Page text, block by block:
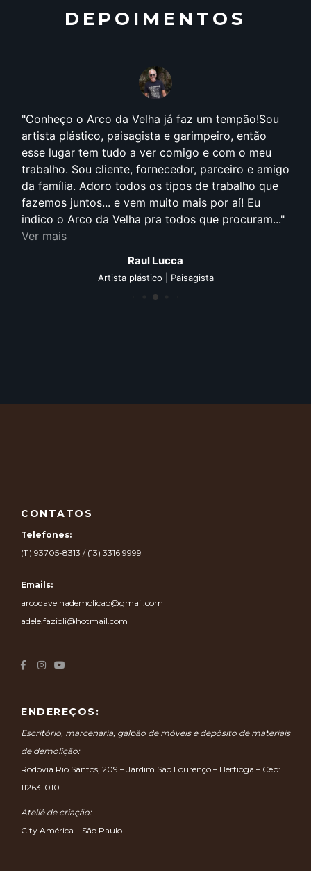
DEPOIMENTOS
Conheço o Arco da Velha já faz um tempão!Sou
artista plástico, paisagista e garimpeiro, então
esse lugar tem tudo a ver comigo e com o meu
trabalho. Sou cliente, fornecedor, parceiro e amigo
da família. Adoro todos os tipos de trabalho que
fazemos juntos... e vem muito mais por aí! Eu
indico o Arco da Velha pra todos que procuram...
Ver mais
Raul Lucca
Artista plástico | Paisagista
CONTATOS
Telefones:
(11) 93705-8313 / (13) 3316 9999
Emails:
arcodavelhademolicao@gmail.com
adele.fazioli@hotmail.com
ENDEREÇOS:
Escritório, marcenaria, galpão de móveis e depósito de materiais
de demolição:
Rodovia Rio Santos, 209 – Jardim São Lourenço – Bertioga – Cep:
11263-010
Ateliê de criação:
City América – São Paulo